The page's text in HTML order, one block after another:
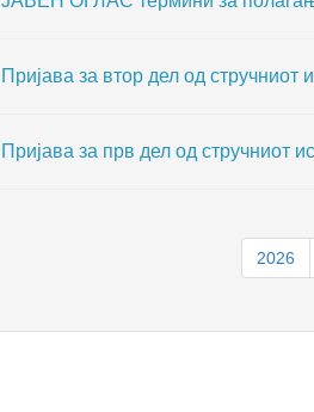
Пријава за втор дел од стручниот
Пријава за прв дел од стручниот
2026